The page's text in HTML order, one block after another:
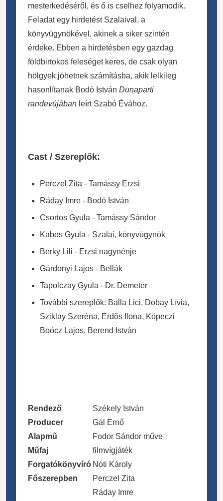
mesterkedéséről, és ő is cselhez folyamodik.
Feladat egy hirdetést Szalaival, a
könyvügynökével, akinek a siker szintén
érdeke. Ebben a hirdetésben egy gazdag
földbirtokos feleséget keres, de csak olyan
hölgyek jöhetnek számításba, akik lelkileg
hasonlítanak Bodó István Dunaparti
randevújában leírt Szabó Évához.
Cast / Szereplők:
Perczel Zita - Tamássy Erzsi
Ráday Imre - Bodó István
Csortos Gyula - Tamássy Sándor
Kabos Gyula - Szalai, könyvügynök
Berky Lili - Erzsi nagynénje
Gárdonyi Lajos - Bellák
Tapolczay Gyula - Dr. Demeter
További szereplők: Balla Lici, Dobay Lívia,
Sziklay Szeréna, Erdős Ilona, Köpeczi
Boócz Lajos, Berend István
Rendező
Székely István
Producer
Gál Ernő
Alapmű
Fodor Sándor műve
Műfaj
filmvígjáték
Forgatókönyvíró Nóti Károly
Főszerepben
Perczel Zita
Ráday Imre